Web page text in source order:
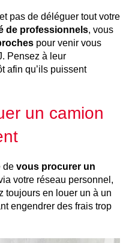
pas de déléguer tout votre
de professionnels, vous
pour venir vous
Pensez à leur
afin qu’ils puissent
un camion
de vous procurer un
votre réseau personnel,
toujours en louer un à un
engendrer des frais trop